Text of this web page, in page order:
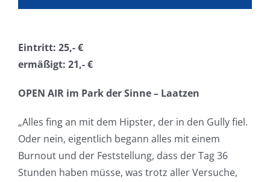
Eintritt: 25,- €
ermäßigt: 21,- €
OPEN AIR im Park der Sinne – Laatzen
„Alles fing an mit dem Hipster, der in den Gully fiel.
Oder nein, eigentlich begann alles mit einem
Burnout und der Feststellung, dass der Tag 36
Stunden haben müsse, was trotz aller Versuche,